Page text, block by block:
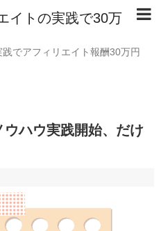
イトの実践で30万
でアフィリエイト報酬30万円
ウハウ実践開始、だけ